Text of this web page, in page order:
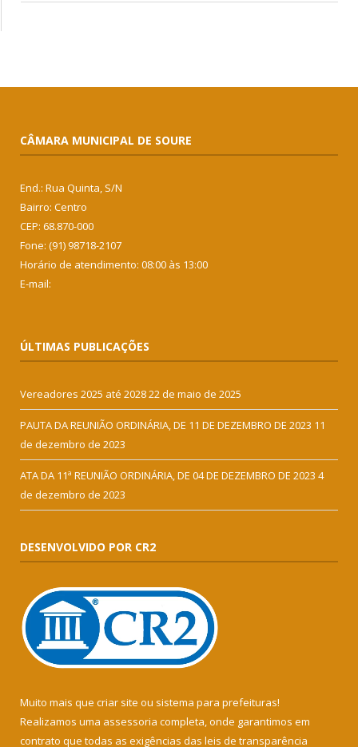
CÂMARA MUNICIPAL DE SOURE
End.: Rua Quinta, S/N
Bairro: Centro
CEP: 68.870-000
Fone: (91) 98718-2107
Horário de atendimento: 08:00 às 13:00
E-mail:
ÚLTIMAS PUBLICAÇÕES
Vereadores 2025 até 202822 de maio de 2025
PAUTA DA REUNIÃO ORDINÁRIA, DE 11 DE DEZEMBRO DE 2023 11
de dezembro de 2023
ATA DA 11ª REUNIÃO ORDINÁRIA, DE 04 DE DEZEMBRO DE 2023 4
de dezembro de 2023
DESENVOLVIDO POR CR2
Muito mais que criar site ou sistema para prefeituras!
Realizamos uma assessoria completa, onde garantimos em
contrato que todas as exigências das leis de transparência